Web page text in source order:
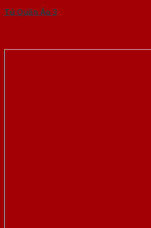
Tủ Quần Áo 3